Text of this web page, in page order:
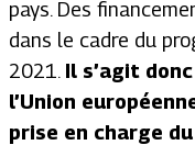
pays. Des
dans le cadre du
2021. Il s’agit
l’Union
prise en charge